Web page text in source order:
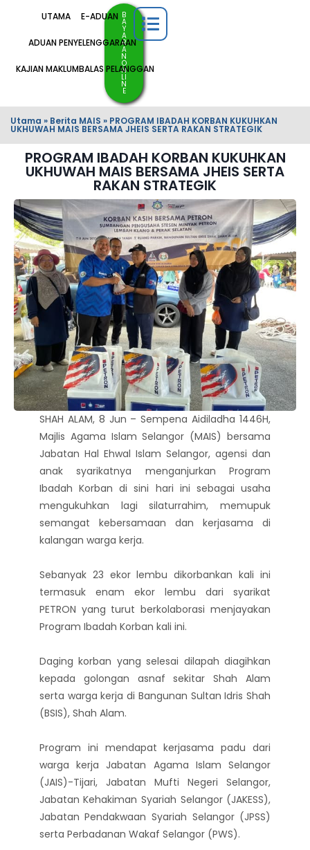
UTAMA E-ADUAN
ADUAN PENYELENGGARAAN
KAJIAN MAKLUMBALAS PELANGGAN
B
A
Y
A
R
A
N
O
N
LI
N
E
Utama » Berita MAIS » PROGRAM IBADAH KORBAN KUKUHKAN
UKHUWAH MAIS BERSAMA JHEIS SERTA RAKAN STRATEGIK
PROGRAM IBADAH KORBAN KUKUHKAN
UKHUWAH MAIS BERSAMA JHEIS SERTA
RAKAN STRATEGIK
SHAH ALAM, 8 Jun – Sempena Aidiladha 1446H,
Majlis Agama Islam Selangor (MAIS) bersama
Jabatan Hal Ehwal Islam Selangor, agensi dan
anak syarikatnya menganjurkan Program
Ibadah Korban di sini hari ini sebagai usaha
mengukuhkan lagi silaturrahim, memupuk
semangat kebersamaan dan kerjasama di
kalangan warga kerja.
Sebanyak 23 ekor lembu dikorbankan kali ini
termasuk enam ekor lembu dari syarikat
PETRON yang turut berkolaborasi menjayakan
Program Ibadah Korban kali ini.
Daging korban yang selesai dilapah diagihkan
kepada golongan asnaf sekitar Shah Alam
serta warga kerja di Bangunan Sultan Idris Shah
(BSIS), Shah Alam.
Program ini mendapat kerjasama padu dari
warga kerja Jabatan Agama Islam Selangor
(JAIS)-Tijari, Jabatan Mufti Negeri Selangor,
Jabatan Kehakiman Syariah Selangor (JAKESS),
Jabatan Pendakwaan Syariah Selangor (JPSS)
serta Perbadanan Wakaf Selangor (PWS).